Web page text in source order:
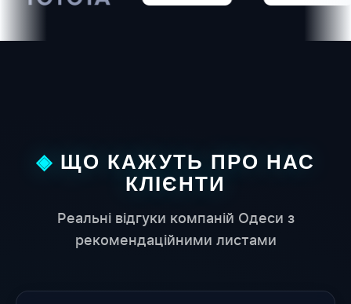
ЩО КАЖУТЬ ПРО НАС
КЛІЄНТИ
Реальні відгуки компаній Одеси з
рекомендаційними листами